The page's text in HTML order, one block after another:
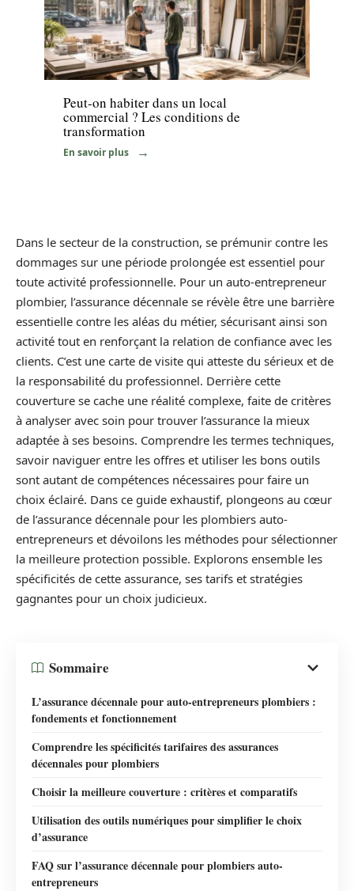
Immo
Peut-on habiter dans un local
commercial ? Les conditions de
transformation
En savoir plus
Dans le secteur de la construction, se prémunir contre les
dommages sur une période prolongée est essentiel pour
toute activité professionnelle. Pour un auto-entrepreneur
plombier, l’assurance décennale se révèle être une barrière
essentielle contre les aléas du métier, sécurisant ainsi son
activité tout en renforçant la relation de confiance avec les
clients. C’est une carte de visite qui atteste du sérieux et de
la responsabilité du professionnel. Derrière cette
couverture se cache une réalité complexe, faite de critères
à analyser avec soin pour trouver l’assurance la mieux
adaptée à ses besoins. Comprendre les termes techniques,
savoir naviguer entre les offres et utiliser les bons outils
sont autant de compétences nécessaires pour faire un
choix éclairé. Dans ce guide exhaustif, plongeons au cœur
de l’assurance décennale pour les plombiers auto-
entrepreneurs et dévoilons les méthodes pour sélectionner
la meilleure protection possible. Explorons ensemble les
spécificités de cette assurance, ses tarifs et stratégies
gagnantes pour un choix judicieux.
Sommaire
L’assurance décennale pour auto-entrepreneurs plombiers :
fondements et fonctionnement
Comprendre les spécificités tarifaires des assurances
décennales pour plombiers
Choisir la meilleure couverture : critères et comparatifs
Utilisation des outils numériques pour simplifier le choix
d’assurance
FAQ sur l’assurance décennale pour plombiers auto-
entrepreneurs